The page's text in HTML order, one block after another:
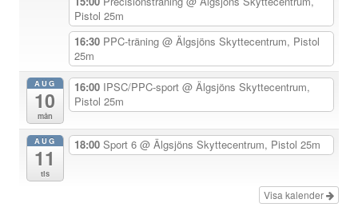
n
Pistol 25m
16:30 PPC-träning @ Älgsjöns Skyttecentrum, Pistol
25m
AUG
10
mån
16:00 IPSC/PPC-sport @ Älgsjöns Skyttecentrum,
Pistol 25m
AUG
11
tis
18:00 Sport 6 @ Älgsjöns Skyttecentrum, Pistol 25m
Visa kalender